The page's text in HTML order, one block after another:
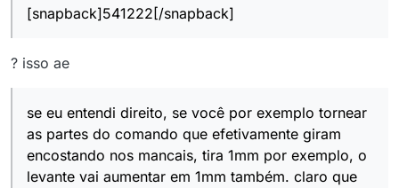
[snapback]541222[/snapback]
? isso ae
se eu entendi direito, se você por exemplo tornear
as partes do comando que efetivamente giram
encostando nos mancais, tira 1mm por exemplo, o
levante vai aumentar em 1mm também. claro que